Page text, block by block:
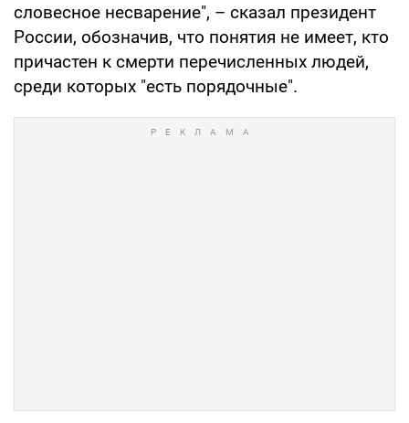
словесное несварение", – сказал президент
России, обозначив, что понятия не имеет, кто
причастен к смерти перечисленных людей,
среди которых "есть порядочные".